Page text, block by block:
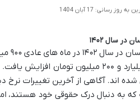
به روز رسانی: 17 آبان 1404
در سال ۱۴۰۲
دیه
یک میلیارد و ۲۰۰ میلیون
اند. آگاهی از آخرین تغییرات نرخ
که به دنبال درک حقوقی خود هستند،